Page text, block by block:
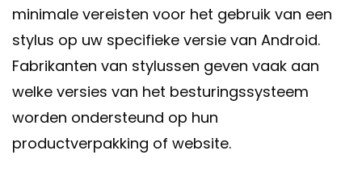
minimale vereisten voor het gebruik van een
stylus op uw specifieke versie van Android.
Fabrikanten van stylussen geven vaak aan
welke versies van het besturingssysteem
worden ondersteund op hun
productverpakking of website.